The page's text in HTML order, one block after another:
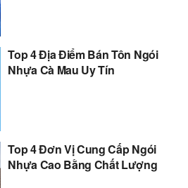
Top 4 Địa Điểm Bán Tôn Ngói
Nhựa Cà Mau Uy Tín
Top 4 Đơn Vị Cung Cấp Ngói
Nhựa Cao Bằng Chất Lượng